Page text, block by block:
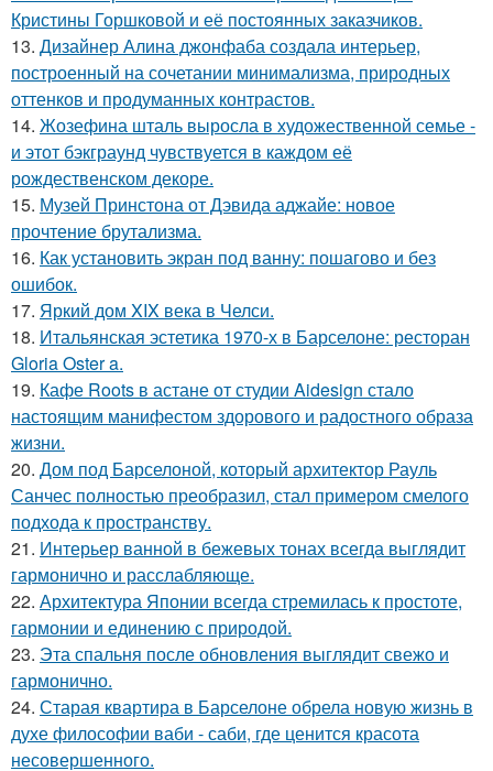
Кристины Горшковой и её постоянных заказчиков.
13. Дизайнер Алина джонфаба создала интерьер,
построенный на сочетании минимализма, природных
оттенков и продуманных контрастов.
14. Жозефина шталь выросла в художественной семье -
и этот бэкграунд чувствуется в каждом её
рождественском декоре.
15. Музей Принстона от Дэвида аджайе: новое
прочтение брутализма.
16. Как установить экран под ванну: пошагово и без
ошибок.
17. Яркий дом XIX века в Челси.
18. Итальянская эстетика 1970-х в Барселоне: ресторан
Gloria Oster a.
19. Кафе Roots в астане от студии Aidesign стало
настоящим манифестом здорового и радостного образа
жизни.
20. Дом под Барселоной, который архитектор Рауль
Санчес полностью преобразил, стал примером смелого
подхода к пространству.
21. Интерьер ванной в бежевых тонах всегда выглядит
гармонично и расслабляюще.
22. Архитектура Японии всегда стремилась к простоте,
гармонии и единению с природой.
23. Эта спальня после обновления выглядит свежо и
гармонично.
24. Старая квартира в Барселоне обрела новую жизнь в
духе философии ваби - саби, где ценится красота
несовершенного.